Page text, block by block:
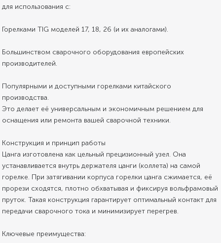
для использования с:
Горелками TIG моделей 17, 18, 26 (и их аналогами).
Большинством сварочного оборудования европейских
производителей.
Популярными и доступными горелками китайского
производства.
Это делает её универсальным и экономичным решением для
оснащения или ремонта вашей сварочной техники.
Конструкция и принцип работы
Цанга изготовлена как цельный прецизионный узел. Она
устанавливается внутрь держателя цанги (коллета) на самой
горелке. При затягивании корпуса горелки цанга сжимается, её
прорези сходятся, плотно обхватывая и фиксируя вольфрамовый
пруток. Такая конструкция гарантирует оптимальный контакт для
передачи сварочного тока и минимизирует перегрев.
Ключевые преимущества: